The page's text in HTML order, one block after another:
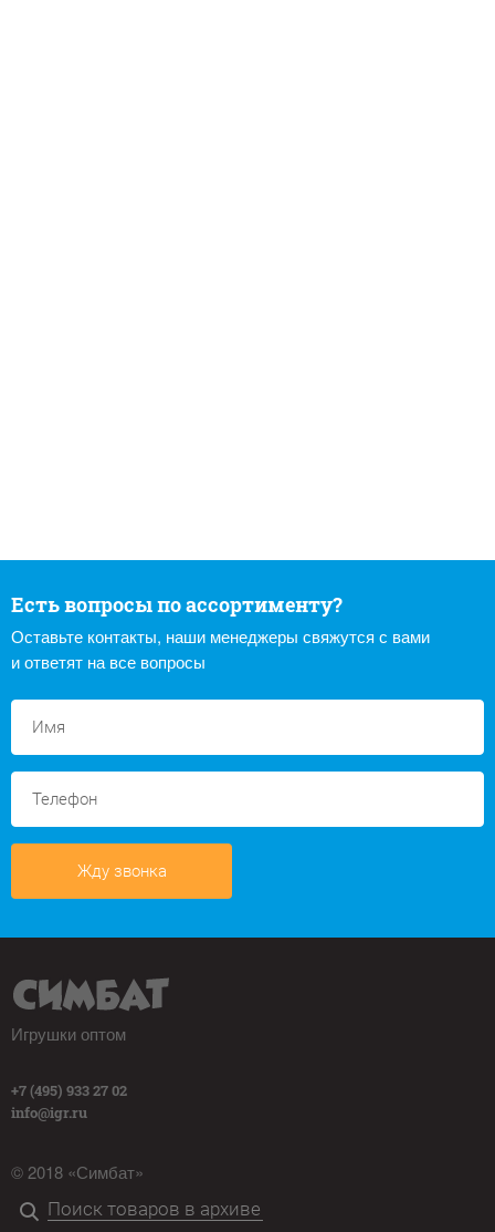
Есть вопросы по ассортименту?
Оставьте контакты, наши менеджеры свяжутся с вами
и ответят на все вопросы
Жду звонка
Игрушки оптом
+7 (495) 933 27 02
info@igr.ru
© 2018 «Симбат»